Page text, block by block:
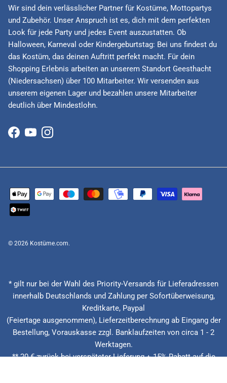
Wir sind dein verlässlicher Partner für Kostüme, Mottopartys
und Zubehör. Unser Anspruch ist es, dich mit dem perfekten
Look für jede Party und jedes Event auszustatten. Ob
Halloween, Karneval oder Kindergeburtstag: Bei uns findest du
das Kostüm, das deinen Auftritt perfekt macht. Für dein
Shopping Erlebnis arbeiten an unserem Standort Geesthacht
(Niedersachsen) über 100 Mitarbeiter. Wir versenden aus
unserem eigenen Lager und bezahlen unsere Mitarbeiter
deutlich über Mindestlohn.
Facebook
YouTubeInstagram
© 2026 Kostüme.com.
* gilt nur bei der Wahl des Priority-Versands für Lieferadressen
innerhalb Deutschlands und Zahlung per Sofortüberweisung,
Kreditkarte, Paypal
(Feiertage ausgenommen), Lieferzeitberechnung ab Eingang der
Bestellung, Vorauskasse zzgl. Banklaufzeiten von circa 1 - 2
Werktagen.
** 20 € zurück bei verspäteter Lieferung + 15% Rabatt auf die